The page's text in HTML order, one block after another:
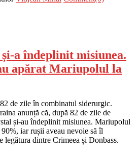
a îndeplinit misiunea.
apărat Mariupolul la
de zile în combinatul siderurgic.
anunță că, după 82 de zile de
și-au îndeplinit misiunea. Mariupolul
iar rușii aveau nevoie să îl
legătura dintre Crimeea și Donbass.